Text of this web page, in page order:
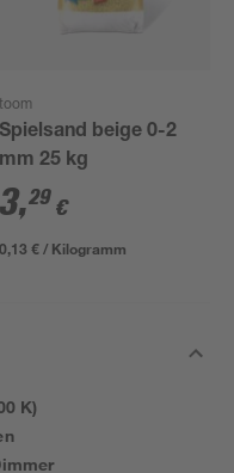
toom
Spielsand beige 0-2
mm 25 kg
3,29 €
0,13 € / Kilogramm
K)